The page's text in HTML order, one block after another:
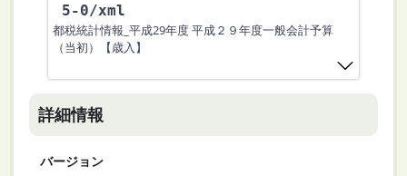
5-0/xml
都税統計情報_平成29年度 平成２９年度一般会計予算
（当初）【歳入】
詳細情報
バージョン